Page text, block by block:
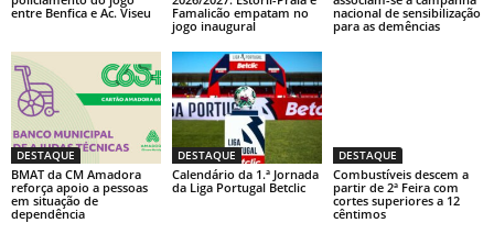
entre Benfica e Ac. Viseu
Famalicão empatam no
jogo inaugural
nacional de sensibilização
para as demências
DESTAQUE
BMAT da CM Amadora
reforça apoio a pessoas
em situação de
dependência
DESTAQUE
Calendário da 1.ª Jornada
da Liga Portugal Betclic
DESTAQUE
Combustíveis descem a
partir de 2ª Feira com
cortes superiores a 12
cêntimos